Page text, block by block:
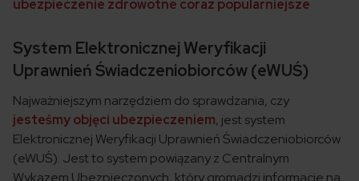
ubezpieczenie zdrowotne coraz popularniejsze
System Elektronicznej Weryfikacji
Uprawnień Świadczeniobiorców (eWUŚ)
Najważniejszym narzędziem do sprawdzania, czy
jesteśmy objęci ubezpieczeniem, jest system
Elektronicznej Weryfikacji Uprawnień Świadczeniobiorców
(eWUŚ). Jest to system powiązany z Centralnym